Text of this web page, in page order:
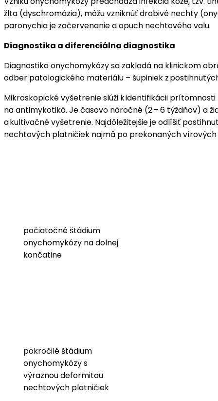
žlta (dyschromázia), môžu vzniknúť drobivé nechty
paronychia je začervenanie a opuch nechtového valu.
Diagnostika a diferenciálna diagnostika
Diagnostika onychomykózy sa zakladá na klinickom
odber patologického materiálu – šupiniek z
Mikroskopické vyšetrenie slúži k identifikácii
na antimykotiká. Je časovo náročné (2 – 6 týždňov) a
a kultivačné vyšetrenie. Najdôležitejšie je odlíšiť
nechtových platničiek najmä po prekonaných
počiatočné štádium
onychomykózy na dolnej
končatine
pokročilé štádium
onychomykózy s
výraznou deformitou
nechtových platničiek